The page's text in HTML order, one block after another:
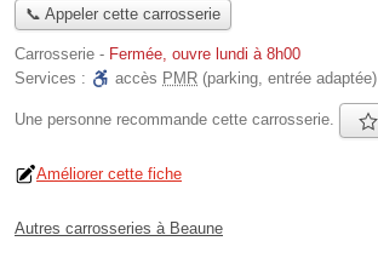
📞 Appeler cette carrosserie
Carrosserie - Fermée, ouvre lundi à 8h00
Services :
accès PMR (parking, entrée adaptée)
Une personne recommande cette carrosserie.
Améliorer cette fiche
Autres carrosseries à Beaune